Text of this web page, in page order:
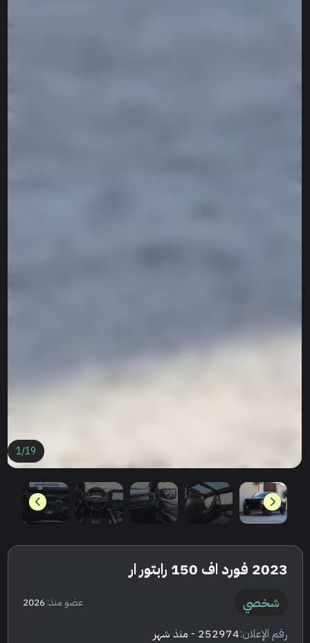
1/19
2023 فورد اف 150 رابتور ار
شخصي عضو منذ:2026
رقم الإعلان:252974 - منذ شهر